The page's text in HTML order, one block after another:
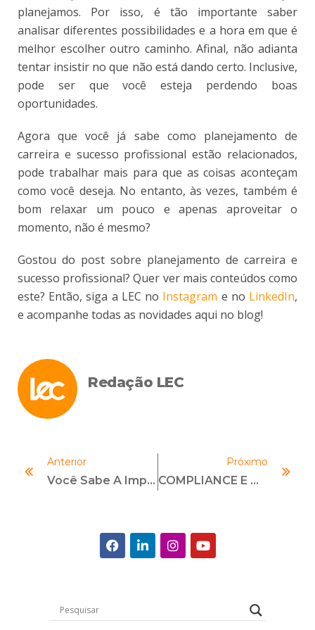
planejamos. Por isso, é tão importante saber
analisar diferentes possibilidades e a hora em que é
melhor escolher outro caminho. Afinal, não adianta
tentar insistir no que não está dando certo. Inclusive,
pode ser que você esteja perdendo boas
oportunidades.
Agora que você já sabe como planejamento de
carreira e sucesso profissional estão relacionados,
pode trabalhar mais para que as coisas aconteçam
como você deseja. No entanto, às vezes, também é
bom relaxar um pouco e apenas aproveitar o
momento, não é mesmo?
Gostou do post sobre planejamento de carreira e
sucesso profissional? Quer ver mais conteúdos como
este? Então, siga a LEC no Instagram e no LinkedIn,
e acompanhe todas as novidades aqui no blog!
Redação LEC
Anterior
Você Sabe A Importância Da Ética Empresarial? Descubra Agora!
Próximo
COMPLIANCE E O CONFLITO DE INTERESSES NA LEI DAS SOCIEDADES ANÔNIMAS